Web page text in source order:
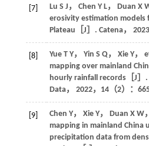
[7] Lu S J ， Chen Y L， Duan X
erosivity estimation models
Plateau［J］. Catena， 2023
[8] Yue T Y， Yin S Q， Xie Y，
mapping over mainland
hourly rainfall records［J］.
Data， 2022， 14（2）：
[9] Chen Y， Xie Y， Duan X W
mapping in mainland China
precipitation data from